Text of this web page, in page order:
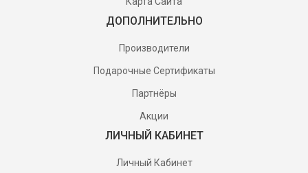
ДОПОЛНИТЕЛЬНО
Производители
Подарочные Сертификаты
Партнёры
Акции
ЛИЧНЫЙ КАБИНЕТ
Личный Кабинет